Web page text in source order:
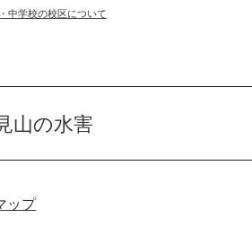
中学校の校区について
山の水害
ップ